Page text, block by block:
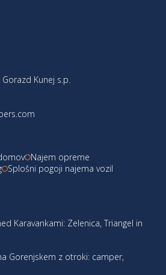
Gorazd Kunej s.p.
Najem opreme
Splošni pogoji najema vozil
Karavankami: Zelenica, Triangel in
Gorenjskem z otroki: camper,